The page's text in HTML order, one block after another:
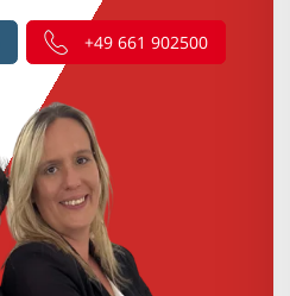
+49 661 902500